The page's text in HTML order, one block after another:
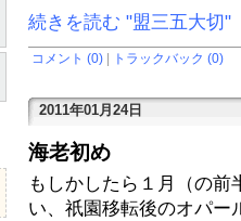
続きを読む "盟三五大切"
コメント (0) トラックバック (0)
2011年01月24日
海老初め
もしかしたら１月（の
い、祇園移転後のオパー